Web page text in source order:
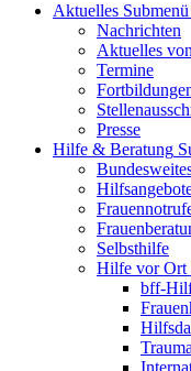
Aktuelles
Nachrichten
Aktuelles
Termine
Presse
Hilfe & Beratung
Selbsthilfe
Hilfe vor Ort
bff-